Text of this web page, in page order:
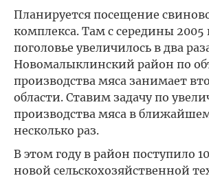
Планируется посещение
комплекса. Там с середины 2005
поголовье увеличилось в два
Новомалыклинский район по
производства мяса занимает
области. Ставим задачу по
производства мяса в
несколько раз.
В этом году в район поступило
новой сельскохозяйственной